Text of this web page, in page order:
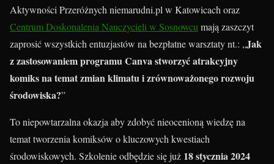
Aktywności Przeróżnych niemarudni.pl w Katowicach oraz
Centrum Doskonalenia Nauczycieli w Sosnowcumają zaszczyt
zaprosić wszystkich entuzjastów na bezpłatne warsztaty nt.: „Jak
z zastosowaniem programu Canva stworzyć atrakcyjny
komiks na temat zmian klimatu i zrównoważonego rozwoju
środowiska?”
To niepowtarzalna okazja aby zdobyć nieocenioną wiedzę na
temat tworzenia komiksów o kluczowych kwestiach
środowiskowych. Szkolenie odbędzie się już 18 stycznia 2024